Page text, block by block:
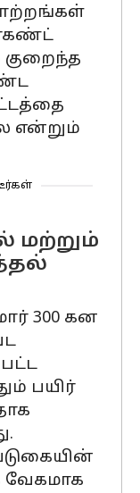
என்றும்
மற்றும்
300 கன
பயிர்
வேகமாக